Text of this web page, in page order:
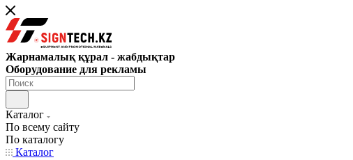
Жарнамалық құрал - жабдықтар
Оборудование для рекламы
Каталог
По всему сайту
По каталогу
Каталог